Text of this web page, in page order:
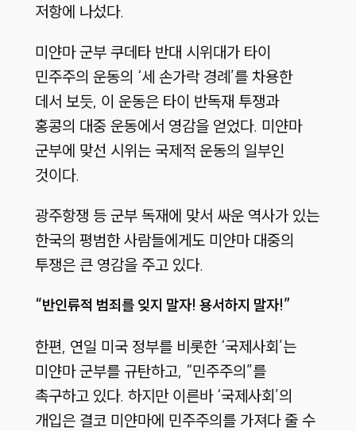
저항에 나섰다.
미얀마 군부 쿠데타 반대 시위대가 타이
민주주의 운동의 ‘세 손가락 경례’를 차용한
데서 보듯, 이 운동은 타이 반독재 투쟁과
홍콩의 대중 운동에서 영감을 얻었다. 미얀마
군부에 맞선 시위는 국제적 운동의 일부인
것이다.
광주항쟁 등 군부 독재에 맞서 싸운 역사가 있는
한국의 평범한 사람들에게도 미얀마 대중의
투쟁은 큰 영감을 주고 있다.
“반인류적 범죄를 잊지 말자! 용서하지 말자!”
한편, 연일 미국 정부를 비롯한 ‘국제사회’는
미얀마 군부를 규탄하고, “민주주의”를
촉구하고 있다. 하지만 이른바 ‘국제사회’의
개입은 결코 미얀마에 민주주의를 가져다 줄 수